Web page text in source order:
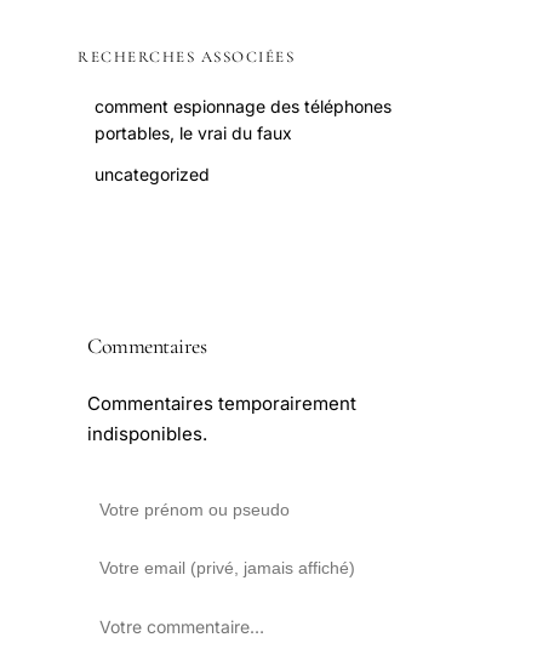
RECHERCHES ASSOCIÉES
comment espionnage des téléphones
portables, le vrai du faux
uncategorized
Commentaires
Commentaires temporairement
indisponibles.